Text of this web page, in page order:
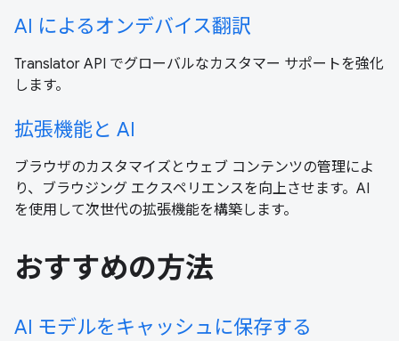
AI によるオンデバイス翻訳
Translator API でグローバルなカスタマー サポートを強化
します。
拡張機能と AI
ブラウザのカスタマイズとウェブ コンテンツの管理によ
り、ブラウジング エクスペリエンスを向上させます。AI
を使用して次世代の拡張機能を構築します。
おすすめの方法
AI モデルをキャッシュに保存する